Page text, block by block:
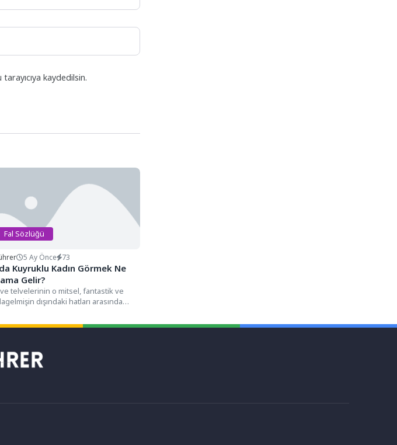
kaydedilsin.
Fal Sözlüğü
5 Ay Önce 73
Kuyruklu Kadın Görmek Ne
Gelir?
telvelerinin o mitsel, fantastik ve
dışındaki hatları arasında